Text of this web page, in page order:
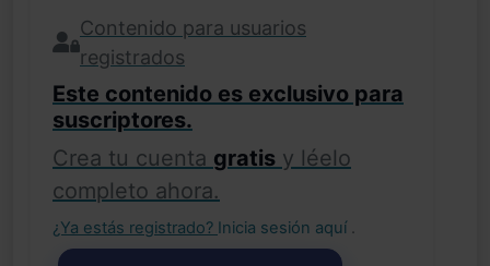
Contenido para usuarios
registrados
Este contenido es exclusivo para
suscriptores.
Crea tu cuenta gratis y léelo
completo ahora.
¿Ya estás registrado? Inicia sesión aquí .